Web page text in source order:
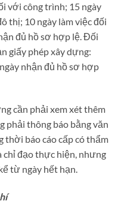
với công trình; 15 ngày
thị; 10 ngày làm việc đối
đủ hồ sơ hợp lệ. Đối
giấy phép xây dựng:
nhận đủ hồ sơ hợp
cần phải xem xét thêm
phải thông báo bằng văn
thời báo cáo cấp có thẩm
chỉ đạo thực hiện, nhưng
từ ngày hết hạn.